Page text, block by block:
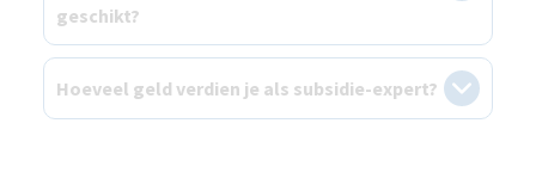
geschikt?
Hoeveel geld verdien je als subsidie-expert?